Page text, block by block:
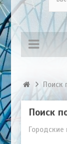
Поиск
Поиск